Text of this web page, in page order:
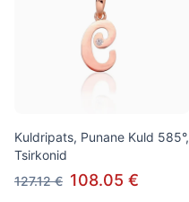
Kuldripats, Punane Kuld 585°,
Tsirkonid
127.12 € 108.05 €